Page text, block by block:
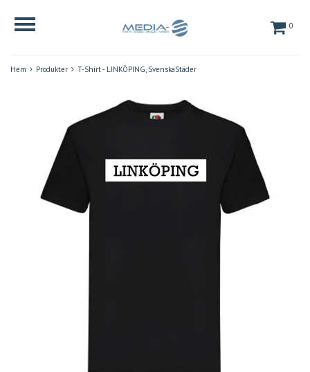
0
Hem Produkter T-Shirt - LINKÖPING, SvenskaStäder